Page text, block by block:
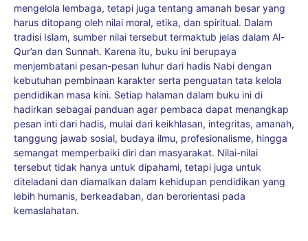
mengelola lembaga, tetapi juga tentang amanah besar yang
harus ditopang oleh nilai moral, etika, dan spiritual. Dalam
tradisi Islam, sumber nilai tersebut termaktub jelas dalam Al-
Qur’an dan Sunnah. Karena itu, buku ini berupaya
menjembatani pesan-pesan luhur dari hadis Nabi dengan
kebutuhan pembinaan karakter serta penguatan tata kelola
pendidikan masa kini. Setiap halaman dalam buku ini di
hadirkan sebagai panduan agar pembaca dapat menangkap
pesan inti dari hadis, mulai dari keikhlasan, integritas, amanah,
tanggung jawab sosial, budaya ilmu, profesionalisme, hingga
semangat memperbaiki diri dan masyarakat. Nilai-nilai
tersebut tidak hanya untuk dipahami, tetapi juga untuk
diteladani dan diamalkan dalam kehidupan pendidikan yang
lebih humanis, berkeadaban, dan berorientasi pada
kemaslahatan.